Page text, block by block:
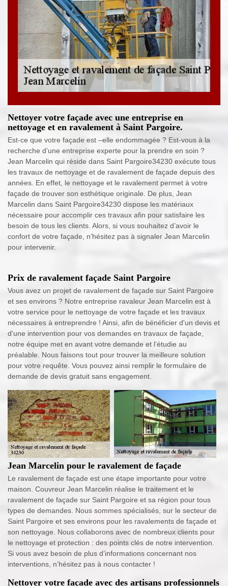
Nettoyer votre façade avec une entreprise en
nettoyage et en ravalement à Saint Pargoire.
Est-ce que votre façade est –elle endommagée ? Est-vous à la
recherche d’une entreprise experte pour la prendre en soin ?
Jean Marcelin qui réside dans Saint Pargoire34230 exécute tous
les travaux de nettoyage et de ravalement de façade depuis des
années. En effet, le nettoyage et le ravalement permet à votre
façade de trouver son esthétique originale. De plus, Jean
Marcelin dans Saint Pargoire34230 dispose les matériaux
nécessaire pour accomplir ces travaux afin pour satisfaire les
besoin de tous les clients. Alors, si vous souhaitez d’avoir le
confort de votre façade, n’hésitez pas à signaler Jean Marcelin
pour intervenir.
Prix de ravalement façade Saint Pargoire
Vous avez un projet de ravalement de façade sur Saint Pargoire
et ses environs ? Notre entreprise ravaleur Jean Marcelin est à
votre service pour le nettoyage de votre façade et les travaux
nécessaires à entreprendre ! Ainsi, afin de bénéficier d'un devis et
d'une intervention pour vos demandes en travaux de façade,
notre équipe met en avant votre demande et l’étudie au
préalable. Nous faisons tout pour trouver la meilleure solution
pour votre requête. Vous pouvez ainsi remplir le formulaire de
demande de devis gratuit sans engagement.
Jean Marcelin pour le ravalement de façade
Le ravalement de façade est une étape importante pour votre
maison. Couvreur Jean Marcelin réalise le traitement et le
ravalement de façade sur Saint Pargoire et sa région pour tous
types de demandes. Nous sommes spécialisés, sur le secteur de
Saint Pargoire et ses environs pour les ravalements de façade et
son nettoyage. Nous collaborons avec de nombreux clients pour
le nettoyage et protection : des points clés de notre intervention.
Si vous avez besoin de plus d’informations concernant nos
interventions, n’hésitez pas à nous contacter !
Nettoyer votre façade avec des artisans professionnels